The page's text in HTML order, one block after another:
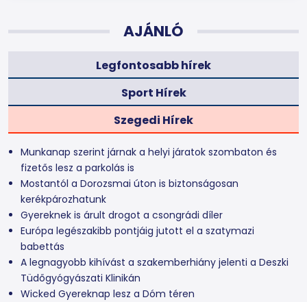
AJÁNLÓ
Legfontosabb hírek
Sport Hírek
Szegedi Hírek
Munkanap szerint járnak a helyi járatok szombaton és
fizetős lesz a parkolás is
Mostantól a Dorozsmai úton is biztonságosan
kerékpározhatunk
Gyereknek is árult drogot a csongrádi díler
Európa legészakibb pontjáig jutott el a szatymazi
babettás
A legnagyobb kihívást a szakemberhiány jelenti a Deszki
Tüdőgyógyászati Klinikán
Wicked Gyereknap lesz a Dóm téren